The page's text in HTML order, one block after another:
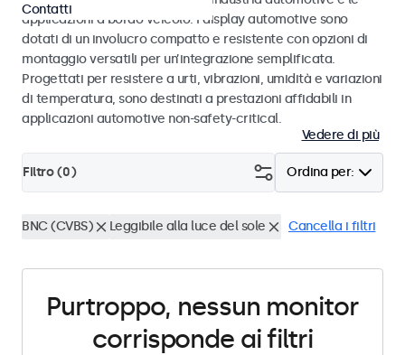
applicazioni a bordo veicolo. I display automotive sono
dotati di un involucro compatto e resistente con opzioni di
montaggio versatili per un’integrazione semplificata.
Progettati per resistere a urti, vibrazioni, umidità e variazioni
di temperatura, sono destinati a prestazioni affidabili in
applicazioni automotive non-safety-critical.
Vedere di più
Ordina per:
Filtro (0)
BNC (CVBS) Leggibile alla luce del sole Cancella i filtri
Purtroppo, nessun monitor
corrisponde ai filtri
Contatti